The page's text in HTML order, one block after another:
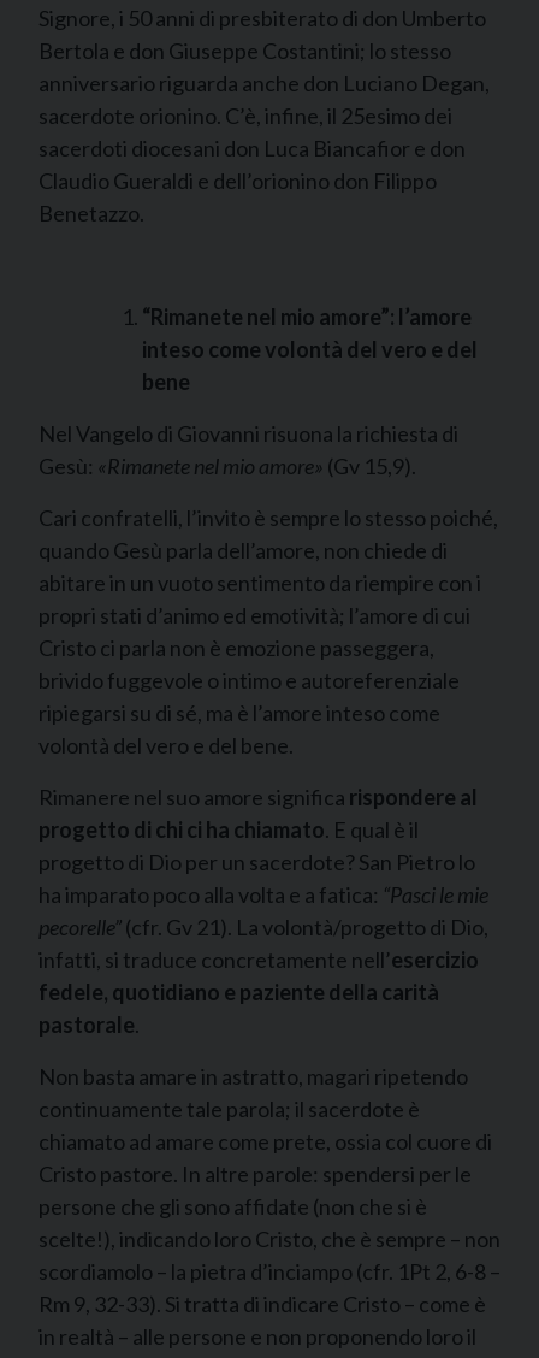
Signore, i 50 anni di presbiterato di don Umberto
Bertola e don Giuseppe Costantini; lo stesso
anniversario riguarda anche don Luciano Degan,
sacerdote orionino. C’è, infine, il 25esimo dei
sacerdoti diocesani don Luca Biancafior e don
Claudio Gueraldi e dell’orionino don Filippo
Benetazzo.
“Rimanete nel mio amore”: l’amore
inteso come volontà del vero e del
bene
Nel Vangelo di Giovanni risuona la richiesta di
Gesù: «Rimanete nel mio amore» (Gv 15,9).
Cari confratelli, l’invito è sempre lo stesso poiché,
quando Gesù parla dell’amore, non chiede di
abitare in un vuoto sentimento da riempire con i
propri stati d’animo ed emotività; l’amore di cui
Cristo ci parla non è emozione passeggera,
brivido fuggevole o intimo e autoreferenziale
ripiegarsi su di sé, ma è l’amore inteso come
volontà del vero e del bene.
Rimanere nel suo amore significa rispondere al
progetto di chi ci ha chiamato. E qual è il
progetto di Dio per un sacerdote? San Pietro lo
ha imparato poco alla volta e a fatica: “Pasci le mie
pecorelle”(cfr. Gv 21). La volontà/progetto di Dio,
infatti, si traduce concretamente nell’esercizio
fedele, quotidiano e paziente della carità
pastorale.
Non basta amare in astratto, magari ripetendo
continuamente tale parola; il sacerdote è
chiamato ad amare come prete, ossia col cuore di
Cristo pastore. In altre parole: spendersi per le
persone che gli sono affidate (non che si è
scelte!), indicando loro Cristo, che è sempre – non
scordiamolo – la pietra d’inciampo (cfr. 1Pt 2, 6-8 –
Rm 9, 32-33). Si tratta di indicare Cristo – come è
in realtà – alle persone e non proponendo loro il